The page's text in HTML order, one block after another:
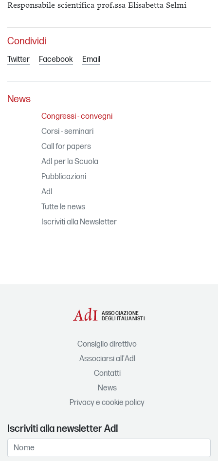
Responsabile scientifica prof.ssa Elisabetta Selmi
Condividi
Twitter Facebook Email
News
Congressi - convegni
Corsi - seminari
Call for papers
AdI per la Scuola
Pubblicazioni
AdI
Tutte le news
Iscriviti alla Newsletter
ASSOCIAZIONE
DEGLI ITALIANISTI
Consiglio direttivo
Associarsi all'AdI
Contatti
News
Privacy e cookie policy
Iscriviti alla newsletter AdI